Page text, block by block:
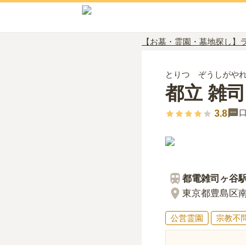
【お墓・霊園・墓地探し】
とりつ ぞうしがや
都立 雑
3.8
都電雑司ヶ谷
東京都豊島区
公営霊園 宗教不